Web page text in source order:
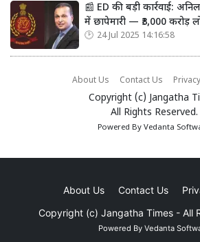
📰 ED की बड़ी कार्रवाई:
में छापेमारी — ₹3,000 करोड़
24 Jul 2025 14:16:58
About Us Contact Us
Copyright (c) Jangatha
All Rights Reserved.
Powered By Vedanta
About Us Contact Us
Copyright (c) Jangatha Times - All
Powered By Vedanta